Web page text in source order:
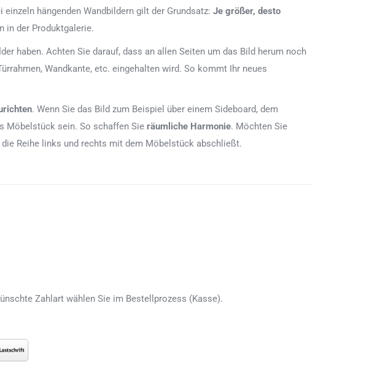
hängenden Wandbildern gilt der Grundsatz: Je größer, desto
in der Produktgalerie.
haben. Achten Sie darauf, dass an allen Seiten um das Bild herum noch
Wandkante, etc. eingehalten wird. So kommt Ihr neues
. Wenn Sie das Bild zum Beispiel über einem Sideboard, dem
Möbelstück sein. So schaffen Sie räumliche Harmonie. Möchten Sie
Reihe links und rechts mit dem Möbelstück abschließt.
Zahlart wählen Sie im Bestellprozess (Kasse).